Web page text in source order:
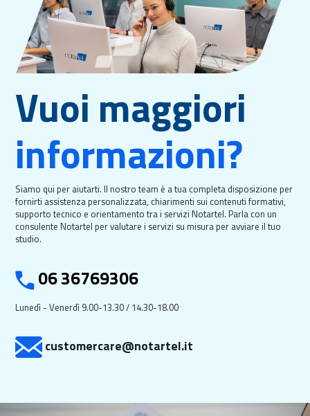
Vuoi maggiori
informazioni?
Siamo qui per aiutarti. Il nostro team è a tua completa disposizione per
fornirti assistenza personalizzata, chiarimenti sui contenuti formativi,
supporto tecnico e orientamento tra i servizi Notartel. Parla con un
consulente Notartel per valutare i servizi su misura per avviare il tuo
studio.
06 36769306
Lunedì - Venerdì 9.00-13.30 / 14.30-18.00
customercare@notartel.it